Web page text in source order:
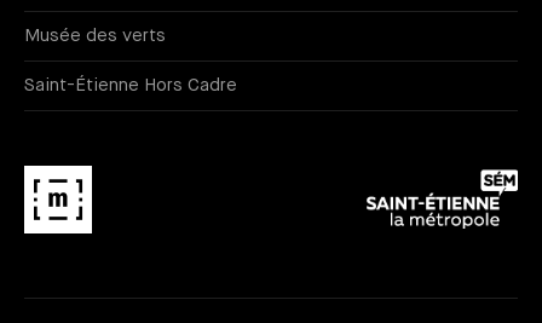
Musée des verts
Saint-Étienne Hors Cadre